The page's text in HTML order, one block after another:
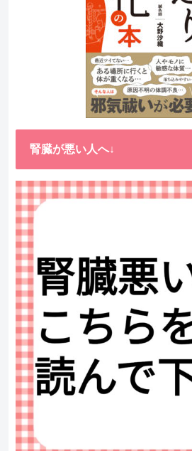
腎臓が悪い人へ↓